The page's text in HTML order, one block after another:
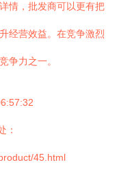
情，批发商可以更有把
经营效益。在竞争激烈
争力之一。
：
45.html